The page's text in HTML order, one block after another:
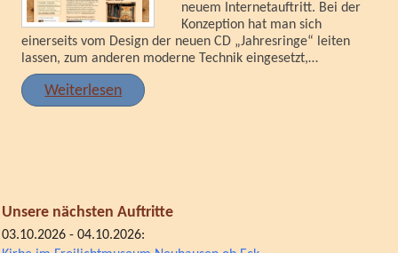
neuem Internetauftritt. Bei der
Konzeption hat man sich
einerseits vom Design der neuen CD „Jahresringe“ leiten
lassen, zum anderen moderne Technik eingesetzt,…
Weiterlesen
Unsere nächsten Auftritte
03.10.2026 - 04.10.2026: